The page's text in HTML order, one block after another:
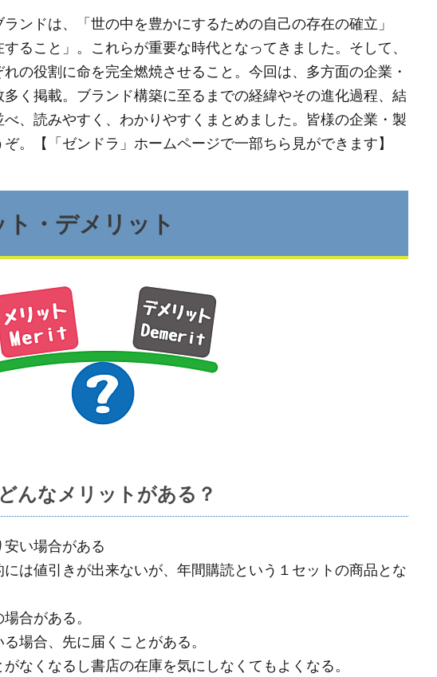
ンドは、「世の中を豊かにするための自己の存在の確立」
ること」。これらが重要な時代となってきました。そして、
の役割に命を完全燃焼させること。今回は、多方面の企業・
く掲載。ブランド構築に至るまでの経緯やその進化過程、結
、読みやすく、わかりやすくまとめました。皆様の企業・製
。【「ゼンドラ」ホームページで一部ちら見ができます】
・デメリット
んなメリットがある？
安い場合がある
は値引きが出来ないが、年間購読という１セットの商品とな
合がある。
場合、先に届くことがある。
なくなるし書店の在庫を気にしなくてもよくなる。